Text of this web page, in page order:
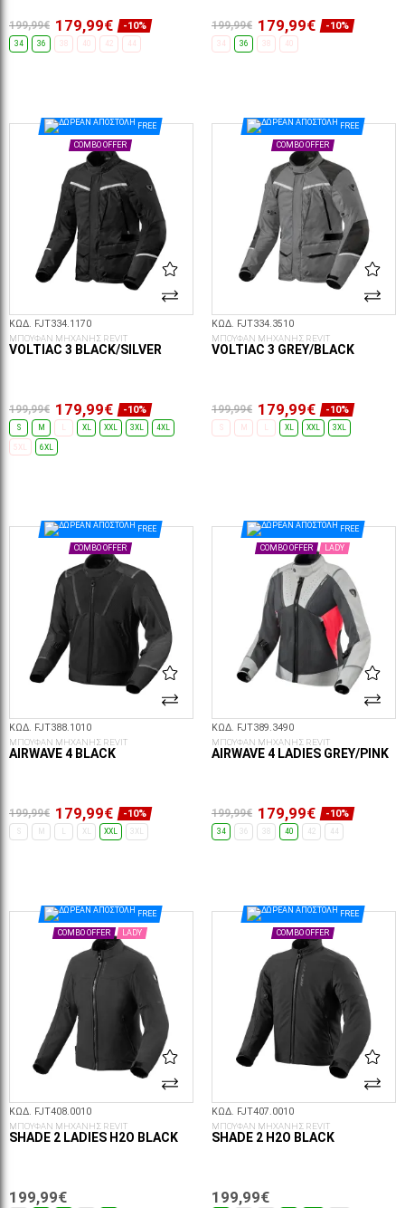
199,99€ 179,99€ -10%
34 36 38 40 42 44
199,99€ 179,99€ -10%
34 36 38 40
FREE
COMBO OFFER
ΚΩΔ. FJT334.1170
ΜΠΟΥΦΑΝ ΜΗΧΑΝΗΣ REVIT
VOLTIAC 3 BLACK/SILVER
199,99€ 179,99€ -10%
S M L XL XXL 3XL 4XL
5XL 6XL
FREE
COMBO OFFER
ΚΩΔ. FJT334.3510
ΜΠΟΥΦΑΝ ΜΗΧΑΝΗΣ REVIT
VOLTIAC 3 GREY/BLACK
199,99€ 179,99€ -10%
S M L XL XXL 3XL
FREE
COMBO OFFER
ΚΩΔ. FJT388.1010
ΜΠΟΥΦΑΝ ΜΗΧΑΝΗΣ REVIT
AIRWAVE 4 BLACK
199,99€ 179,99€ -10%
S XL XXL 3XL
FREE
COMBO OFFER LADY
ΚΩΔ. FJT389.3490
ΜΠΟΥΦΑΝ ΜΗΧΑΝΗΣ REVIT
AIRWAVE 4 LADIES GREY/PINK
199,99€ 179,99€ -10%
34 36 38 40 42 44
FREE
COMBO OFFER LADY
ΚΩΔ. FJT408.0010
ΜΠΟΥΦΑΝ ΜΗΧΑΝΗΣ REVIT
SHADE 2 LADIES H2O BLACK
199,99€
FREE
COMBO OFFER
ΚΩΔ. FJT407.0010
ΜΠΟΥΦΑΝ ΜΗΧΑΝΗΣ REVIT
SHADE 2 H2O BLACK
199,99€